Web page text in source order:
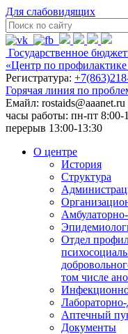
Для слабовидящих
Государственное
«Центр по
Регистратура:
Горячая линия по
Емайл: rostaids@aaanet.ru
часы работы: пн-пт 8:00-
перерыв 13:00-13:30
О центре
История
Структура
Отдел
том числе
Аптечный
Документы